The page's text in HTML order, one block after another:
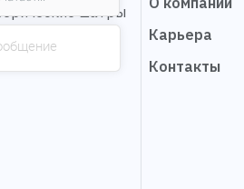
шатры
звезда
Карьера
Контакты